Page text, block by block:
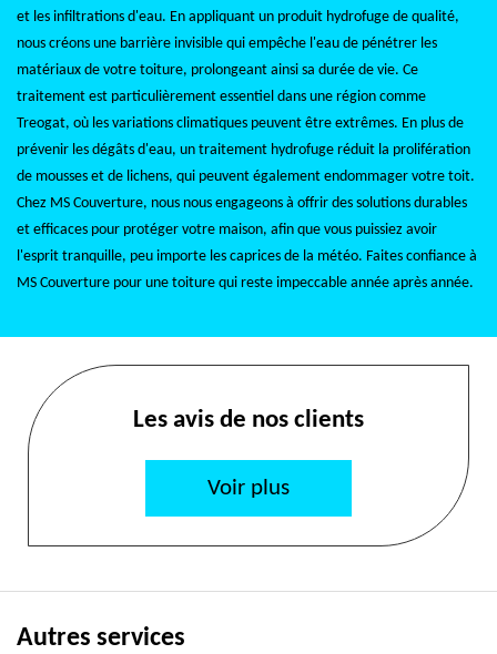
et les infiltrations d'eau. En appliquant un produit hydrofuge de qualité,
nous créons une barrière invisible qui empêche l'eau de pénétrer les
matériaux de votre toiture, prolongeant ainsi sa durée de vie. Ce
traitement est particulièrement essentiel dans une région comme
Treogat, où les variations climatiques peuvent être extrêmes. En plus de
prévenir les dégâts d'eau, un traitement hydrofuge réduit la prolifération
de mousses et de lichens, qui peuvent également endommager votre toit.
Chez MS Couverture, nous nous engageons à offrir des solutions durables
et efficaces pour protéger votre maison, afin que vous puissiez avoir
l'esprit tranquille, peu importe les caprices de la météo. Faites confiance à
MS Couverture pour une toiture qui reste impeccable année après année.
Les avis de nos clients
Voir plus
Autres services